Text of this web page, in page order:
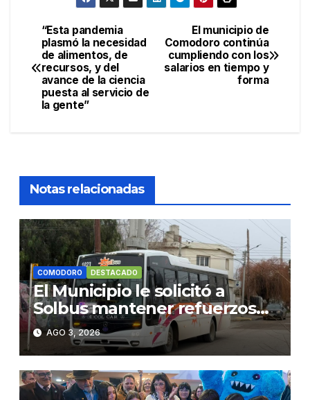
Navegación
de
entradas
El municipio de
Comodoro continúa
cumpliendo con los
salarios en tiempo y
forma
“Esta pandemia
plasmó la necesidad
de alimentos, de
recursos, y del
avance de la ciencia
puesta al servicio de
la gente”
Notas relacionadas
COMODORO DESTACADO
El Municipio le solicitó a
Solbus mantener refuerzos
escolares y servicios
habituales
AGO 3, 2026